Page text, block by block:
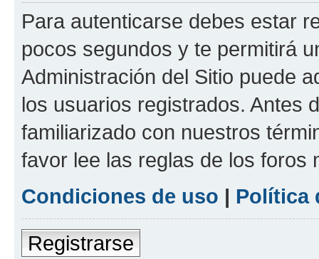
Para autenticarse debes estar
pocos segundos y te permitirá
Administración del Sitio puede
los usuarios registrados. Antes
familiarizado con nuestros
favor lee las reglas de los foros
Condiciones de uso | Política
Registrarse